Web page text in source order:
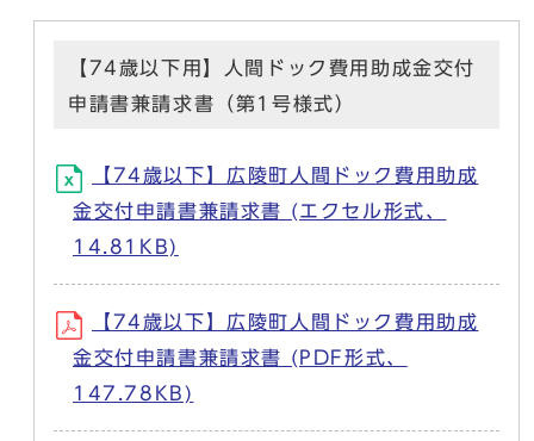
【74歳以下用】人間ドック費用助成金交付
申請書兼請求書（第1号様式）
【74歳以下】広陵町人間ドック費用助成
金交付申請書兼請求書 (エクセル形式、
14.81KB)
【74歳以下】広陵町人間ドック費用助成
金交付申請書兼請求書 (PDF形式、
147.78KB)